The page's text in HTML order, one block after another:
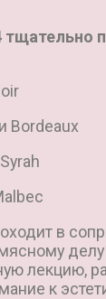
тщательно
Bordeaux
в
лекцию,
к